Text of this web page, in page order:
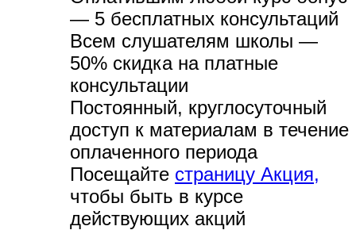
— 5 бесплатных консультаций
Всем слушателям школы —
50% скидка на платные
консультации
Постоянный, круглосуточный
доступ к материалам в течение
оплаченного периода
Посещайте страницу Акция,
чтобы быть в курсе
действующих акций